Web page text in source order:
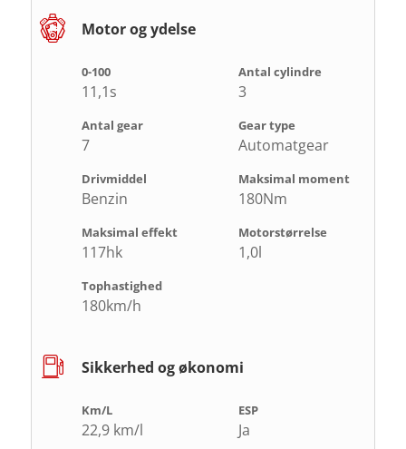
Motor og ydelse
0-100
11,1s
Antal cylindre
3
Antal gear
7
Gear type
Automatgear
Drivmiddel
Benzin
Maksimal moment
180Nm
Maksimal effekt
117hk
Motorstørrelse
1,0l
Tophastighed
180km/h
Sikkerhed og økonomi
Km/L
22,9 km/l
ESP
Ja